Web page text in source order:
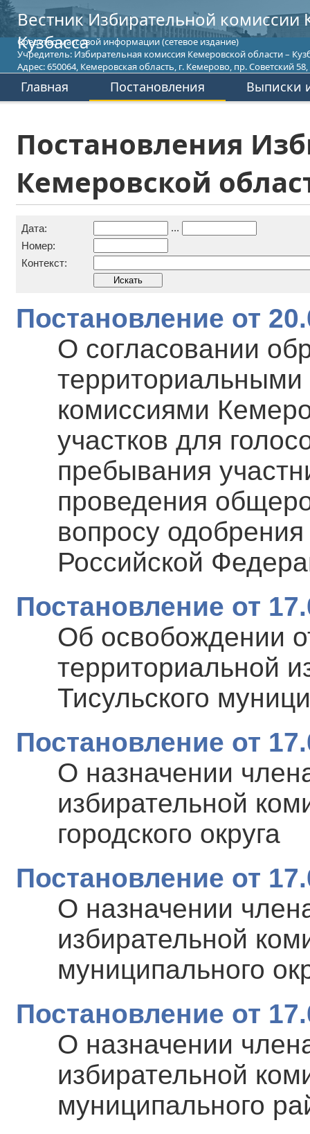
Вестник Избирательной комиссии
Кузбасса
Средство массовой информации (сетевое издание)
Учредитель: Избирательная комиссия Кемеровской области –
Адрес: 650064, Кемеровская область, г. Кемерово, пр. Советский 58,
Главная Постановления Выписки
Постановления
Кемеровской
Дата:
...
Номер:
Контекст:
Постановление от
О согласовании
комиссиями
участков для
пребывания
проведения
вопросу
Российской
Постановление от
Об освобождении
территориальной
Тисульского
Постановление от
О назначении
избирательной
городского округа
Постановление от
О назначении
избирательной
муниципального
Постановление от
О назначении
избирательной
муниципального